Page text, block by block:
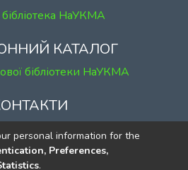
НаУКМА
КАТАЛОГ
бібліотеки НаУКМА
Григорія Сковороди, 2
к. 1, к. 120
personal information for the
Preferences,
.